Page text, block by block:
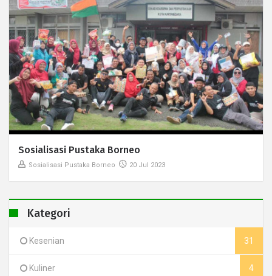
Sosialisasi Pustaka Borneo
Sosialisasi Pustaka Borneo 20 Jul 2023
Kategori
Kesenian 31
Kuliner 4